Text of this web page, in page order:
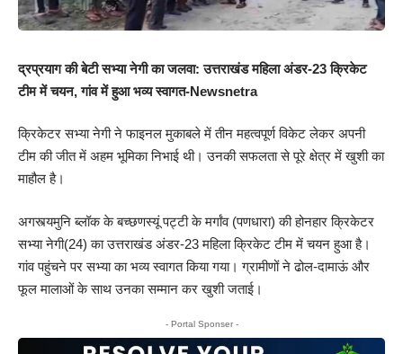
द्रप्रयाग की बेटी सभ्या नेगी का जलवा: उत्तराखंड महिला अंडर-23 क्रिकेट
टीम में चयन, गांव में हुआ भव्य स्वागत-Newsnetra
क्रिकेटर सभ्या नेगी ने फाइनल मुकाबले में तीन महत्वपूर्ण विकेट लेकर अपनी
टीम की जीत में अहम भूमिका निभाई थी। उनकी सफलता से पूरे क्षेत्र में खुशी का
माहौल है।
अगस्त्यमुनि ब्लॉक के बच्छणस्यूं पट्टी के मर्गांव (पणधारा) की होनहार क्रिकेटर
सभ्या नेगी(24) का उत्तराखंड अंडर-23 महिला क्रिकेट टीम में चयन हुआ है।
गांव पहुंचने पर सभ्या का भव्य स्वागत किया गया। ग्रामीणों ने ढोल-दामाऊं और
फूल मालाओं के साथ उनका सम्मान कर खुशी जताई।
- Portal Sponser -